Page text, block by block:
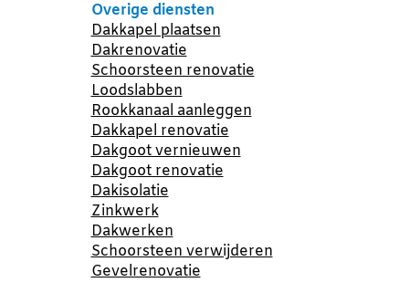
Overige diensten
Dakkapel plaatsen
Dakrenovatie
Schoorsteen renovatie
Loodslabben
Rookkanaal aanleggen
Dakkapel renovatie
Dakgoot vernieuwen
Dakgoot renovatie
Dakisolatie
Zinkwerk
Dakwerken
Schoorsteen verwijderen
Gevelrenovatie